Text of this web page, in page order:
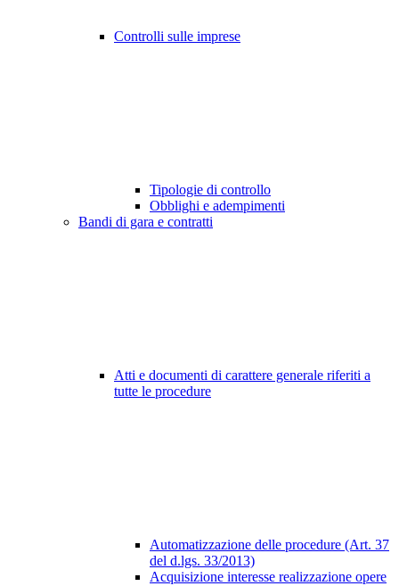
Controlli sulle imprese
Tipologie di controllo
Obblighi e adempimenti
Bandi di gara e contratti
Atti e documenti di carattere generale riferiti a
tutte le procedure
Automatizzazione delle procedure (Art. 37
del d.lgs. 33/2013)
Acquisizione interesse realizzazione opere